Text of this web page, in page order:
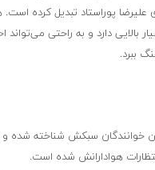
پوراستاد تبدیل کرده
دارد و به راحتی می‌تواند
ببرد.
خوانندگان سبکش شناخته شده و
هوادارانش شده است.